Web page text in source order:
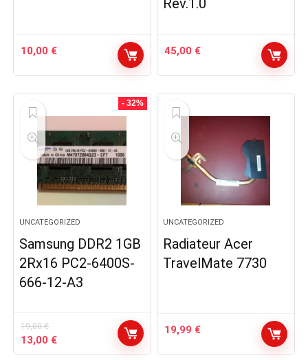
10,00 €
Rév.1.0
45,00 €
- 32%
UNCATEGORIZED
Samsung DDR2 1GB
2Rx16 PC2-6400S-
666-12-A3
19,00€
Le
prix
13,00 €Le
prix
UNCATEGORIZED
Radiateur Acer
TravelMate 7730
19,99 €